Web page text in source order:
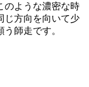
のような濃密な時
じ方向を向いて少
師走です。